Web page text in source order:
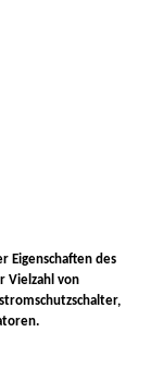
Eigenschaften des
Vielzahl von